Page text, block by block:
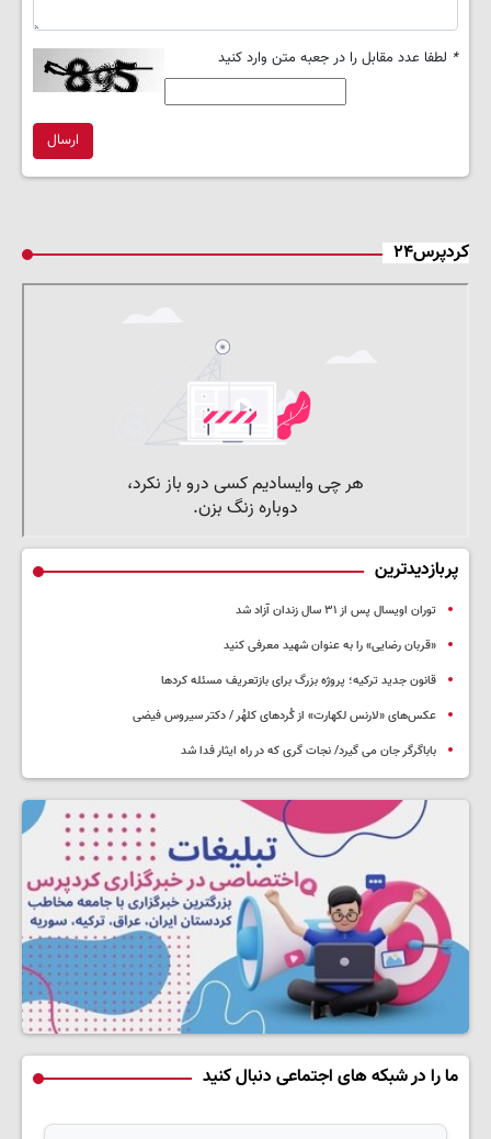
* لطفا عدد مقابل را در جعبه متن وارد کنید
ارسال
کردپرس۲۴
پربازدیدترین
توران اویسال پس از ۳۱ سال زندان آزاد شد
«قربان رضایی» را به عنوان شهید معرفی کنید
قانون جدید ترکیه؛ پروژه بزرگ‌ برای بازتعریف مسئله کردها
عکس‌های «لارنس لکهارت» از کُردهای کلهُر / دکتر سیروس فیضی
باباگرگر جان می گیرد/ نجات گری که در راه ایثار فدا شد
ما را در شبکه های اجتماعی دنبال کنید